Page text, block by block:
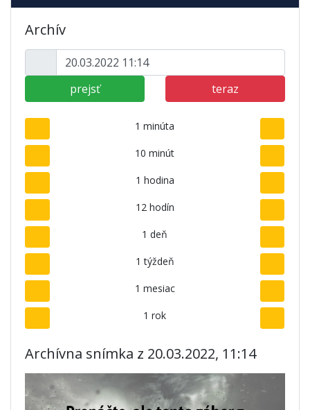
Archív
prejsť teraz
1 minúta
10 minút
1 hodina
12 hodín
1 deň
1 týždeň
1 mesiac
1 rok
Archívna snímka z 20.03.2022, 11:14